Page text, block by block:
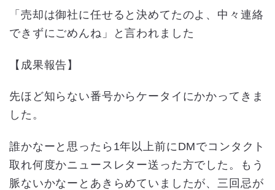
「売却は御社に任せると決めてたのよ、中々連絡
できずにごめんね」と言われました
【成果報告】
先ほど知らない番号からケータイにかかってきま
した。
誰かなーと思ったら1年以上前にDMでコンタクト
取れ何度かニュースレター送った方でした。もう
脈ないかなーとあきらめていましたが、三回忌が